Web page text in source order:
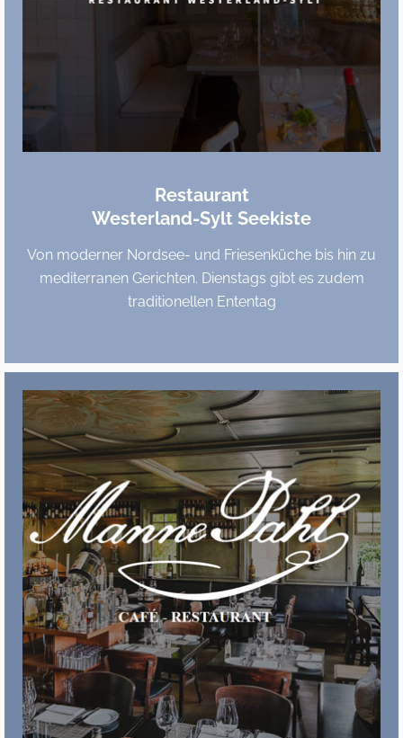
Restaurant
Westerland-Sylt Seekiste
Von moderner Nordsee- und Friesenküche bis hin zu
mediterranen Gerichten. Dienstags gibt es zudem
traditionellen Ententag